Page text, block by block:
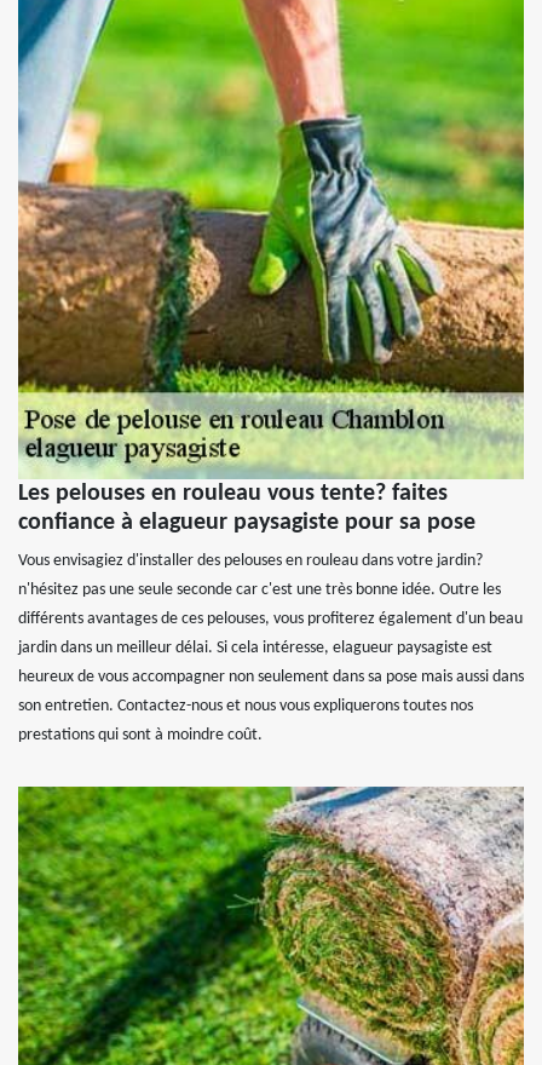
Les pelouses en rouleau vous tente? faites
confiance à elagueur paysagiste pour sa pose
Vous envisagiez d'installer des pelouses en rouleau dans votre jardin?
n'hésitez pas une seule seconde car c'est une très bonne idée. Outre les
différents avantages de ces pelouses, vous profiterez également d'un beau
jardin dans un meilleur délai. Si cela intéresse, elagueur paysagiste est
heureux de vous accompagner non seulement dans sa pose mais aussi dans
son entretien. Contactez-nous et nous vous expliquerons toutes nos
prestations qui sont à moindre coût.